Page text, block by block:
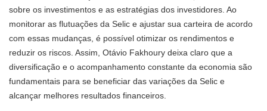
sobre os investimentos e as estratégias dos investidores. Ao
monitorar as flutuações da Selic e ajustar sua carteira de acordo
com essas mudanças, é possível otimizar os rendimentos e
reduzir os riscos. Assim, Otávio Fakhoury deixa claro que a
diversificação e o acompanhamento constante da economia são
fundamentais para se beneficiar das variações da Selic e
alcançar melhores resultados financeiros.